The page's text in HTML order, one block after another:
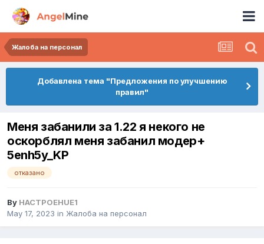
Жалоба на персонал
Добавлена тема "Предложения по улучшению
правил"
Меня забанили за 1.22 я некого не
оскорблял меня забанил модер+
5enh5y_KP
отказано
By HACTPOEHUE1
May 17, 2023 in Жалоба на персонал